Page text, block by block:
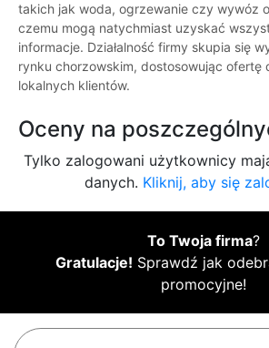
takich jak woda, ogrzewanie czy wywóz
czemu mogą natychmiast uzyskać
informacje. Działalność firmy skupia się
rynku chorzowskim, dostosowując ofertę
lokalnych klientów.
Oceny na
Tylko zalogowani użytkownicy
danych. Kliknij, aby się
To Twoja firma?
Gratulacje! Sprawdź jak
promocyjne!